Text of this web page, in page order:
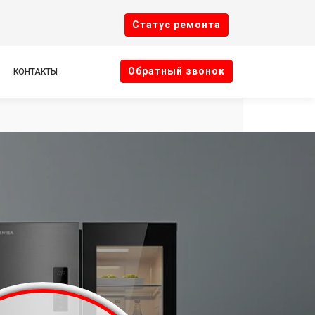
Cтатус ремонта
КОНТАКТЫ Oбратный звонок